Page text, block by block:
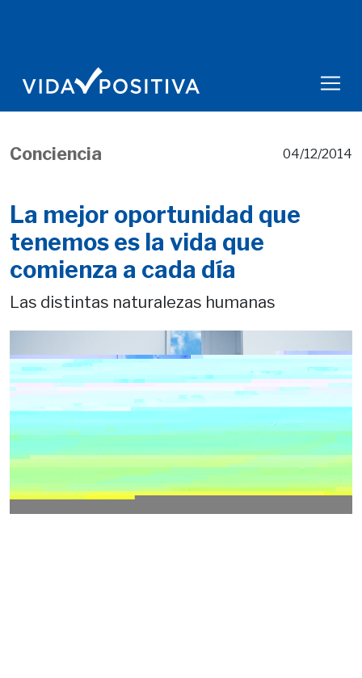
Conciencia 04/12/2014
La mejor oportunidad que
tenemos es la vida que
comienza a cada día
Las distintas naturalezas humanas